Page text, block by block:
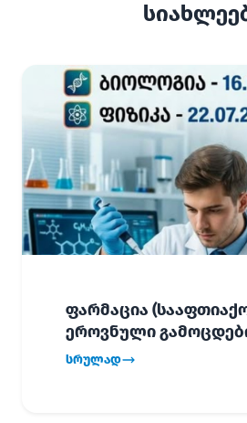
ფარმაცია
ეროვნული
სრულად